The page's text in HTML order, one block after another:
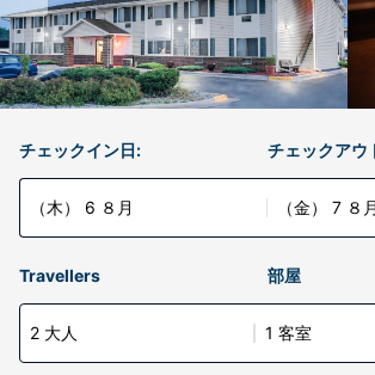
チェックイン日:
（木） 6 ８月
チェックアウ
（金） 7 ８月
Travellers 部屋
2 大人 1 客室